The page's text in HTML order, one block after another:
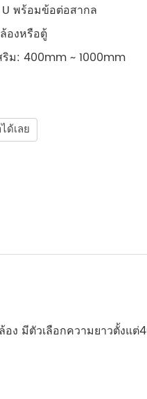
พร้อมข้อต่อสากล
องหรือตู้
ริม: 400mm ~ 1000mm
ด้เลย
ง มีตัวเลือกความยาวตั้งแต่